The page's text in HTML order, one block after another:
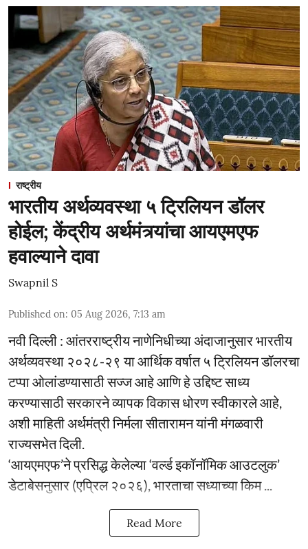
राष्ट्रीय
भारतीय अर्थव्यवस्था ५ ट्रिलियन डॉलर
होईल; केंद्रीय अर्थमंत्र्यांचा आयएमएफ
हवाल्याने दावा
Swapnil S
Published on: 05 Aug 2026, 7:13 am
नवी दिल्ली : आंतरराष्ट्रीय नाणेनिधीच्या अंदाजानुसार भारतीय
अर्थव्यवस्था २०२८-२९ या आर्थिक वर्षात ५ ट्रिलियन डॉलरचा
टप्पा ओलांडण्यासाठी सज्ज आहे आणि हे उद्दिष्ट साध्य
करण्यासाठी सरकारने व्यापक विकास धोरण स्वीकारले आहे,
अशी माहिती अर्थमंत्री निर्मला सीतारामन यांनी मंगळवारी
राज्यसभेत दिली.
‘आयएमएफ’ने प्रसिद्ध केलेल्या ‘वर्ल्ड इकॉनॉमिक आउटलुक’
डेटाबेसनुसार (एप्रिल २०२६), भारताचा सध्याच्या किम ...
Read More